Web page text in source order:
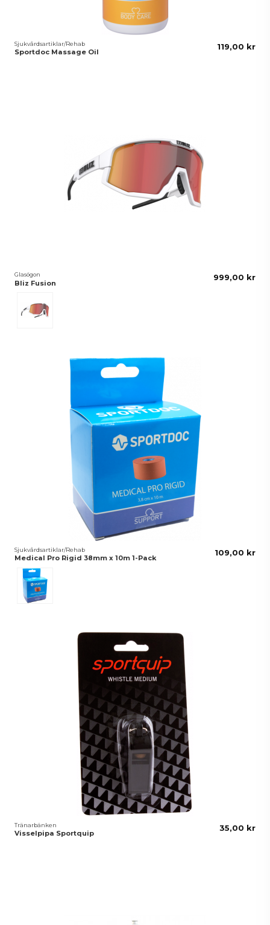
Sjukvårdsartiklar/Rehab
Sportdoc Massage Oil
119,00 kr
Glasögon
Bliz Fusion
999,00 kr
Sjukvårdsartiklar/Rehab
Medical Pro Rigid 38mm x 10m 1-Pack
Brun
109,00 kr
Tränarbänken
Visselpipa Sportquip
35,00 kr